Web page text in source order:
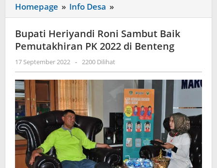
Homepage » Info Desa »
Heriyandi
Roni
Sambut
Pemutakhiran
PK
2022
Benteng
Bupati Heriyandi Roni Sambut Baik
Pemutakhiran PK 2022 di Benteng
17 September 2022 oleh
Redaksi
Harapan
Baru
News
- 2200 Dilihat